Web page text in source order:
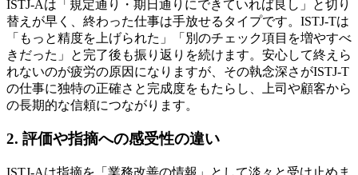
ISTJ-Aは「規定通り・期日通りにできていれば良し」と切り
替えが早く、終わった仕事は手放せるタイプです。ISTJ-Tは
「もっと精度を上げられた」「別のチェック項目を増やすべ
きだった」と完了後も振り返りを続けます。安心して終えら
れないのが疲労の原因になりますが、その執念深さがISTJ-T
の仕事に独特の正確さと完成度をもたらし、上司や顧客から
の長期的な信頼につながります。
2. 評価や指摘への感受性の違い
ISTJ-Aは指摘を「業務改善の情報」として淡々と受け止めま